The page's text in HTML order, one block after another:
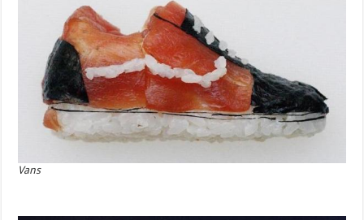
Vans